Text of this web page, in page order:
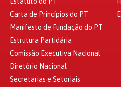
Carta de Princípios do PT
Manifesto de Fundação do PT
Estrutura Partidária
Comissão Executiva Nacional
Diretório Nacional
Secretarias e Setoriais